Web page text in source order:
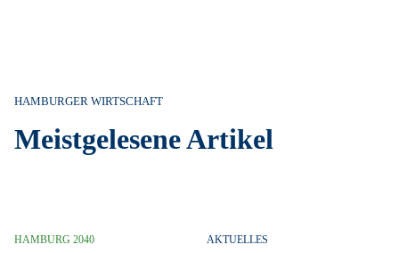
HAMBURGER WIRTSCHAFT
Meistgelesene Artikel
HAMBURG 2040 AKTUELLES